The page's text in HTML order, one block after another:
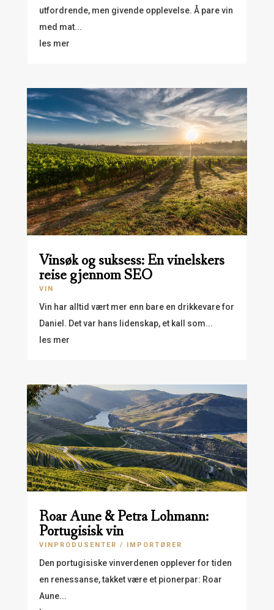
utfordrende, men givende opplevelse. Å pare vin
med mat...
les mer
Vinsøk og suksess: En vinelskers
reise gjennom SEO
VIN
Vin har alltid vært mer enn bare en drikkevare for
Daniel. Det var hans lidenskap, et kall som...
les mer
Roar Aune & Petra Lohmann:
Portugisisk vin
VINPRODUSENTER / IMPORTØRER
Den portugisiske vinverdenen opplever for tiden
en renessanse, takket være et pionerpar: Roar
Aune...